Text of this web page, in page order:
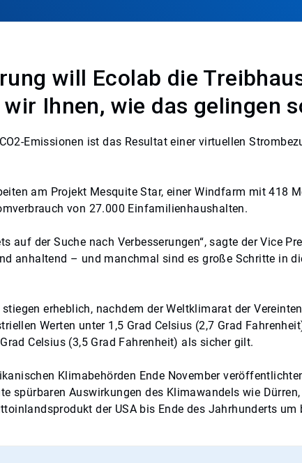
will Ecolab die
Ihnen, wie das gelingen
Emissionen ist das Resultat einer virtuellen
am Projekt Mesquite Star, einer Windfarm mit 418
von 27.000 Einfamilienhaushalten.
auf der Suche nach Verbesserungen“, sagte der Vice
anhaltend – und manchmal sind es große Schritte in
erheblich, nachdem der Weltklimarat der
Werten unter 1,5 Grad Celsius (2,7 Grad
Celsius (3,5 Grad Fahrenheit) als sicher gilt.
Klimabehörden Ende November
spürbaren Auswirkungen des Klimawandels wie
der USA bis Ende des Jahrhunderts